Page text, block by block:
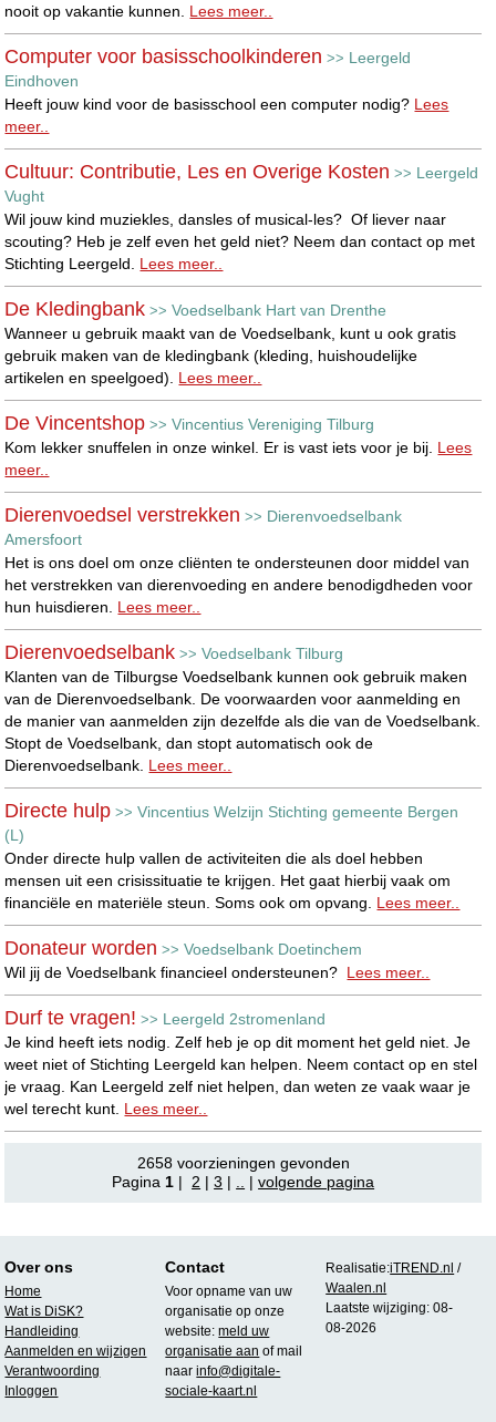
nooit op vakantie kunnen. Lees meer..
Computer voor basisschoolkinderen >> Leergeld
Eindhoven
Heeft jouw kind voor de basisschool een computer nodig? Lees
meer..
Cultuur: Contributie, Les en Overige Kosten >> Leergeld
Vught
Wil jouw kind muziekles, dansles of musical-les? Of liever naar
scouting? Heb je zelf even het geld niet? Neem dan contact op met
Stichting Leergeld. Lees meer..
De Kledingbank >>Voedselbank Hart van Drenthe
Wanneer u gebruik maakt van de Voedselbank, kunt u ook gratis
gebruik maken van de kledingbank (kleding, huishoudelijke
artikelen en speelgoed). Lees meer..
De Vincentshop >>Vincentius Vereniging Tilburg
Kom lekker snuffelen in onze winkel. Er is vast iets voor je bij. Lees
meer..
Dierenvoedsel verstrekken >> Dierenvoedselbank
Amersfoort
Het is ons doel om onze cliënten te ondersteunen door middel van
het verstrekken van dierenvoeding en andere benodigdheden voor
hun huisdieren. Lees meer..
Dierenvoedselbank >>Voedselbank Tilburg
Klanten van de Tilburgse Voedselbank kunnen ook gebruik maken
van de Dierenvoedselbank. De voorwaarden voor aanmelding en
de manier van aanmelden zijn dezelfde als die van de Voedselbank.
Stopt de Voedselbank, dan stopt automatisch ook de
Dierenvoedselbank. Lees meer..
Directe hulp >>Vincentius Welzijn Stichting gemeente Bergen
(L)
Onder directe hulp vallen de activiteiten die als doel hebben
mensen uit een crisissituatie te krijgen. Het gaat hierbij vaak om
financiële en materiële steun. Soms ook om opvang. Lees meer..
Donateur worden >>Voedselbank Doetinchem
Wil jij de Voedselbank financieel ondersteunen? Lees meer..
Durf te vragen! >> Leergeld 2stromenland
Je kind heeft iets nodig. Zelf heb je op dit moment het geld niet. Je
weet niet of Stichting Leergeld kan helpen. Neem contact op en stel
je vraag. Kan Leergeld zelf niet helpen, dan weten ze vaak waar je
wel terecht kunt. Lees meer..
2658 voorzieningen gevonden
Pagina 1 | 2 |3 | |volgende pagina
Over ons
Home
Wat is DiSK?
Handleiding
Aanmelden en wijzigen
Verantwoording
Inloggen
Contact
Voor opname van uw
organisatie op onze
website:meld uw
organisatie aan of mail
naarinfo@digitale-
sociale-kaart.nl
Realisatie:iTREND.nl /
Waalen.nl
Laatste wijziging: 08-
08-2026